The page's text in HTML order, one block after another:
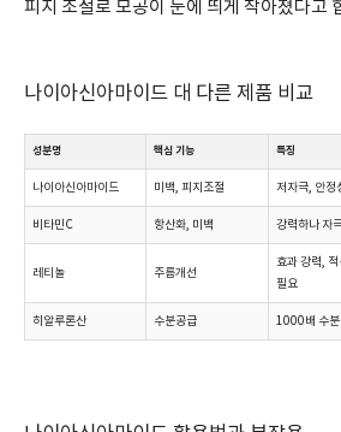
피지 조절로 모공이 눈에 띄게 작아졌다고
나이아신아마이드 대 다른 제품 비교
성분명 핵심 기능 특징
나이아신아마이드 미백, 피지조절 저자극, 안정
비타민C 항산화, 미백 강력하나 자
레티놀 주름개선
효과 강력,
필요
히알루론산 수분공급 1000배 수분